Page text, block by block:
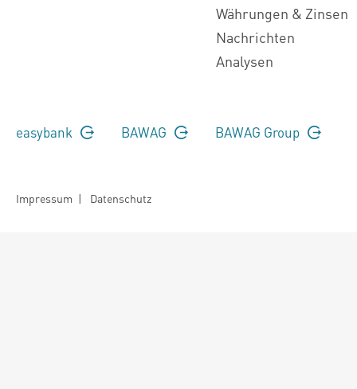
Währungen & Zinsen
Nachrichten
Analysen
easybank BAWAG BAWAG Group
Impressum | Datenschutz